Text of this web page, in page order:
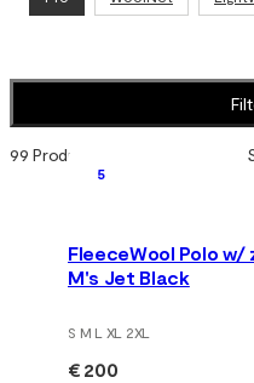
Streitkräften, Polizei und
99 Produkte
5
FleeceWool Polo w/
M's Jet Black
S M L XL 2XL
€ 200